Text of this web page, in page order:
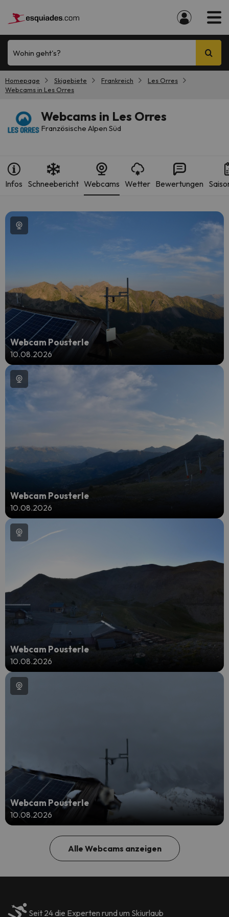
Wohin geht's?
Homepage Skigebiete Frankreich
Les Orres
Webcams in Les Orres
Webcams in Les Orres
Französische Alpen Süd
Infos Schneebericht Webcams Wetter Bewertungen
Webcam Pousterle
10.08.2026
Webcam Pousterle
10.08.2026
Webcam Pousterle
10.08.2026
Webcam Pousterle
10.08.2026
Alle Webcams anzeigen
Seit 24 die Experten rund um Skiurlaub